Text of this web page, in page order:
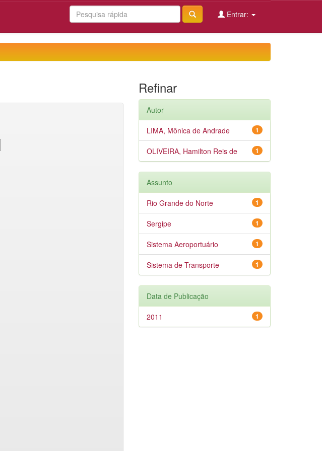
Entrar:
Refinar
Autor
1
LIMA, Mônica de Andrade
1
OLIVEIRA, Hamilton Reis de
Assunto
1
Rio Grande do Norte
1
Sergipe
1
Sistema Aeroportuário
1
Sistema de Transporte
Data de Publicação
1
2011